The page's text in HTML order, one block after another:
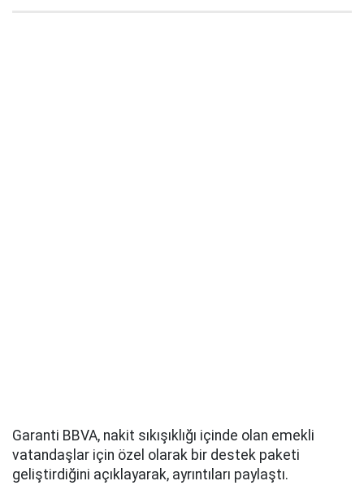
Garanti BBVA, nakit sıkışıklığı içinde olan emekli
vatandaşlar için özel olarak bir destek paketi
geliştirdiğini açıklayarak, ayrıntıları paylaştı.